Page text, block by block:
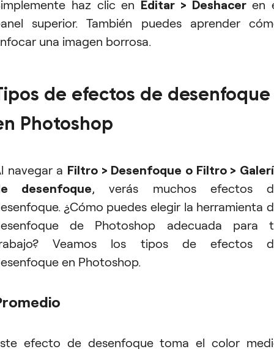
haz clic en Editar > Deshaceren
superior. También puedes aprender
una imagen borrosa.
de efectos de desenfoque
Photoshop
navegar a Filtro > Desenfoque o Filtro >
desenfoque, verás muchos efectos
¿Cómo puedes elegir la herramienta
de Photoshop adecuada para
Veamos los tipos de efectos
en Photoshop.
efecto de desenfoque toma el color